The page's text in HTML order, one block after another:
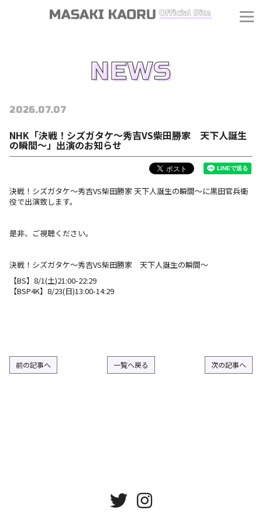
NEWS
2026.07.07
NHK「決戦！シズガタケ〜秀吉VS柴田勝家 天下人誕生
の瞬間〜」出演のお知らせ
決戦！シズガタケ〜秀吉VS柴田勝家 天下人誕生の瞬間〜に黒田官兵衛
役で出演致します。
是非、ご視聴ください。
決戦！シズガタケ〜秀吉VS柴田勝家 天下人誕生の瞬間〜
【BS】8/1(土)21:00-22:29
【BSP4K】8/23(日)13:00-14:29
次の記事へ
一覧へ戻る
前の記事へ